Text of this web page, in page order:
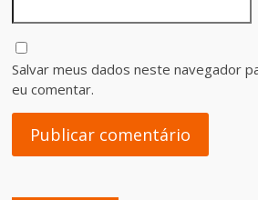
Salvar meus dados neste navegador
eu comentar.